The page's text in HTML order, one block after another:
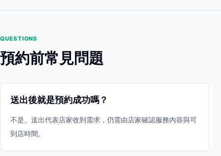
QUESTIONS
預約前常見問題
送出後就是預約成功嗎？
不是。送出代表店家收到需求，仍需由店家確認服務內容與可
到店時間。